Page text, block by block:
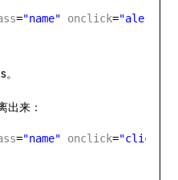
="name" onclick=
出来：
="name" onclick=